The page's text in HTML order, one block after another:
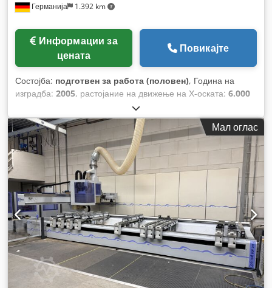
Германија 1.392 km
цената
Повикајте
Состојба: подготвен за работа (половен), Година на
изградба: 2005, растојание на движење на Х-оската: 6.000
1.800 мм
Z-оска:380 мм, број на оски:5,
Мал оглас